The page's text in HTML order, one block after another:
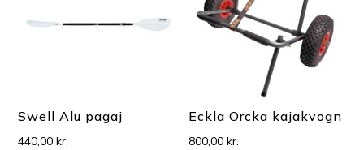
Swell Alu pagaj
440,00kr.
Eckla Orcka kajakvogn
800,00kr.